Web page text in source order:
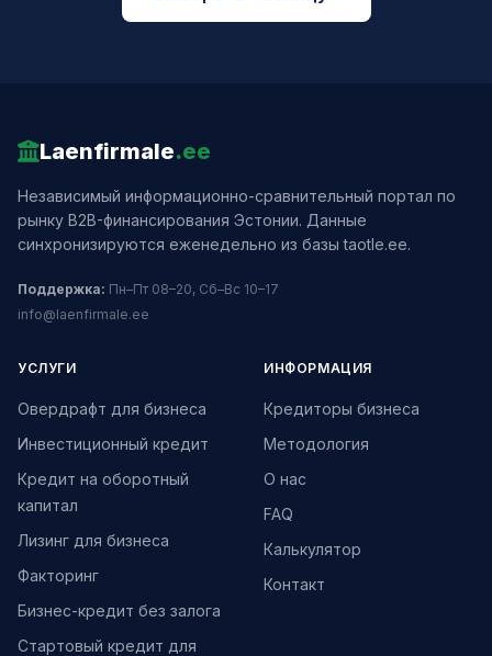
Laenfirmale.ee
Независимый информационно-сравнительный портал по
рынку B2B-финансирования Эстонии. Данные
синхронизируются еженедельно из базы taotle.ee.
Поддержка: Пн–Пт 08–20, Сб–Вс 10–17
info@laenfirmale.ee
УСЛУГИ
Овердрафт для бизнеса
Инвестиционный кредит
Кредит на оборотный
капитал
Лизинг для бизнеса
Факторинг
Бизнес-кредит без залога
Стартовый кредит для
ИНФОРМАЦИЯ
Кредиторы бизнеса
Методология
О нас
FAQ
Калькулятор
Контакт